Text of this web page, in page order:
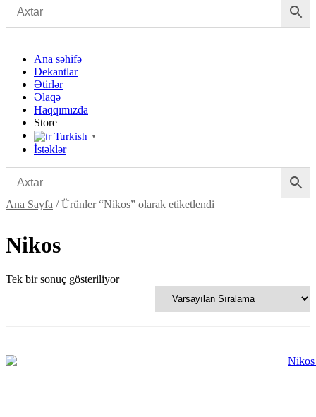
Ana səhifə
Dekantlar
Ətirlər
Əlaqə
Haqqımızda
Store
Turkish ▼
İstəklər
Ana Sayfa / Ürünler “Nikos” olarak etiketlendi
Nikos
Tek bir sonuç gösteriliyor